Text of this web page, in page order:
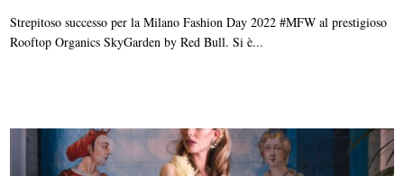
Strepitoso successo per la Milano Fashion Day 2022 #MFW al prestigioso
Rooftop Organics SkyGarden by Red Bull. Si è...